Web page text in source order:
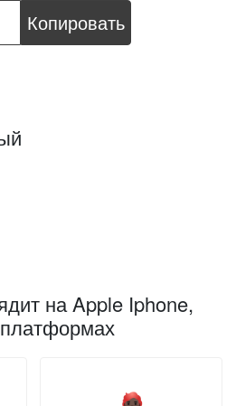
Копировать
на Apple Iphone,